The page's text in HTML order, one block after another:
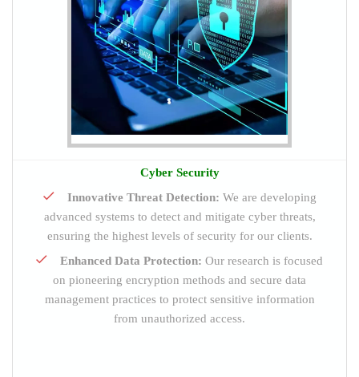
Cyber Security
Innovative Threat Detection: We are developing
advanced systems to detect and mitigate cyber threats,
ensuring the highest levels of security for our clients.
Enhanced Data Protection: Our research is focused
on pioneering encryption methods and secure data
management practices to protect sensitive information
from unauthorized access.